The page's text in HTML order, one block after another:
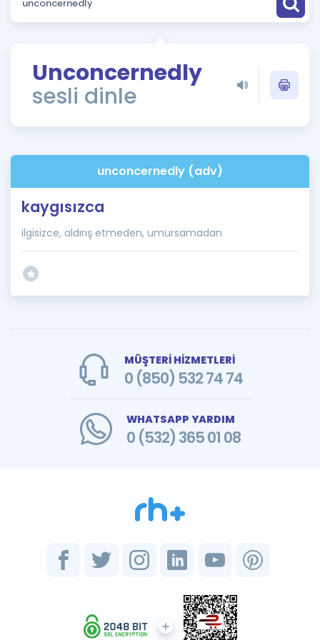
Puan Hesaplama
ÖSYM Sınav Takvimi
Kampanyalar
İngilizce Gramer
Unconcernedly
sesli dinle
unconcernedly (adv)
kaygısızca
ilgisizce, aldırış etmeden, umursamadan
MÜŞTERİ HİZMETLERİ
0 (850) 532 74 74
WHATSAPP YARDIM
0 (532) 365 01 08